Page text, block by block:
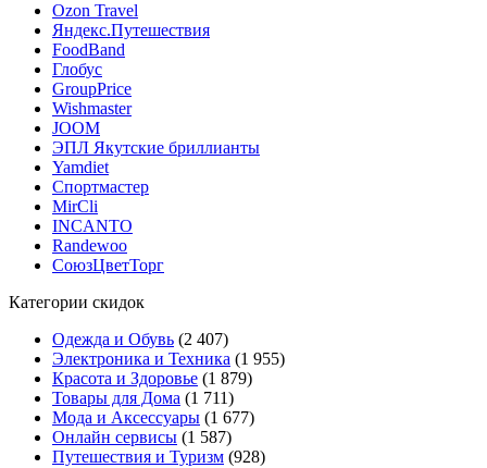
Ozon Travel
Яндекс.Путешествия
FoodBand
Глобус
GroupPrice
Wishmaster
JOOM
ЭПЛ Якутские бриллианты
Yamdiet
Спортмастер
MirCli
INCANTO
Randewoo
СоюзЦветТорг
Категории скидок
Одежда и Обувь (2 407)
Электроника и Техника (1 955)
Красота и Здоровье (1 879)
Товары для Дома (1 711)
Мода и Аксессуары (1 677)
Онлайн сервисы (1 587)
Путешествия и Туризм (928)